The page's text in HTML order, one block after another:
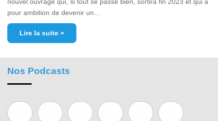
pour ambition de devenir un…
Lire la suite »
Nos Podcasts